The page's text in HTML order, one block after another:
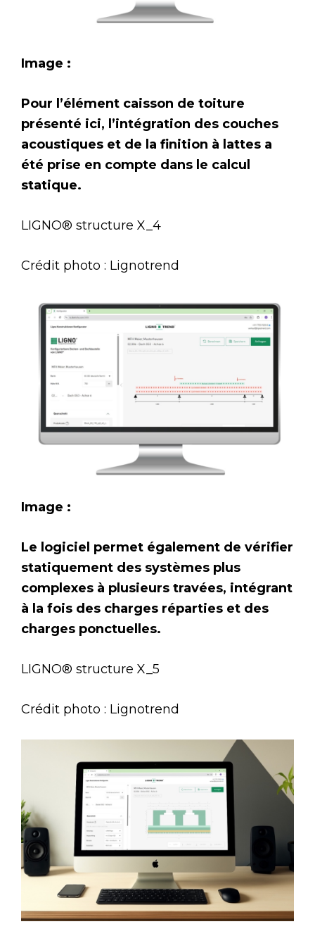
Image :
Pour l’élément caisson de toiture
présenté ici, l’intégration des couches
acoustiques et de la finition à lattes a
été prise en compte dans le calcul
statique.
LIGNO® structure X_4
Crédit photo : Lignotrend
Image :
Le logiciel permet également de vérifier
statiquement des systèmes plus
complexes à plusieurs travées, intégrant
à la fois des charges réparties et des
charges ponctuelles.
LIGNO® structure X_5
Crédit photo : Lignotrend